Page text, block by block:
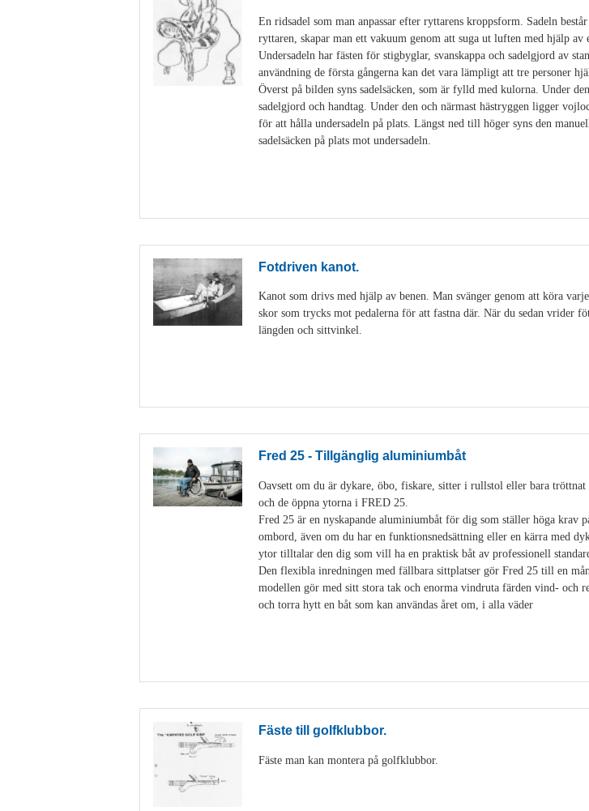
En ridsadel som man anpassar efter ryttarens kroppsform. Sadeln
ryttaren, skapar man ett vakuum genom att suga ut luften med hjälp
Undersadeln har fästen för stigbyglar, svanskappa och sadelgjord av
användning de första gångerna kan det vara lämpligt att tre personer
Överst på bilden syns sadelsäcken, som är fylld med kulorna. Under
sadelgjord och handtag. Under den och närmast hästryggen ligger
för att hålla undersadeln på plats. Längst ned till höger syns den
sadelsäcken på plats mot undersadeln.
Fotdriven kanot.
Kanot som drivs med hjälp av benen. Man svänger genom att köra
skor som trycks mot pedalerna för att fastna där. När du sedan vrider
längden och sittvinkel.
Fred 25 - Tillgänglig aluminiumbåt
Oavsett om du är dykare, öbo, fiskare, sitter i rullstol eller bara
och de öppna ytorna i FRED 25.
Fred 25 är en nyskapande aluminiumbåt för dig som ställer höga
ombord, även om du har en funktionsnedsättning eller en kärra med
ytor tilltalar den dig som vill ha en praktisk båt av professionell
Den flexibla inredningen med fällbara sittplatser gör Fred 25 till en
modellen gör med sitt stora tak och enorma vindruta färden vind- och
och torra hytt en båt som kan användas året om, i alla väder
Fäste till golfklubbor.
Fäste man kan montera på golfklubbor.